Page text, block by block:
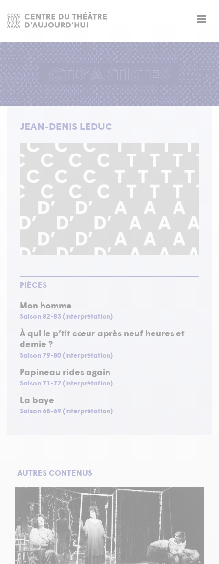
JEAN-DENIS LEDUC
PIÈCES
Mon homme
Saison 82-83 (Interprétation)
À qui le p’tit cœur après neuf heures et
demie ?
Saison 79-80 (Interprétation)
Papineau rides again
Saison 71-72 (Interprétation)
La baye
Saison 68-69 (Interprétation)
AUTRES CONTENUS